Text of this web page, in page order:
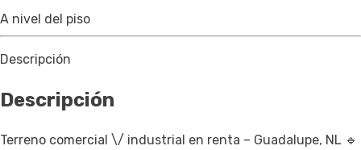
A nivel del piso
Descripción
Descripción
Terreno comercial \/ industrial en renta – Guadalupe, NL 🔹